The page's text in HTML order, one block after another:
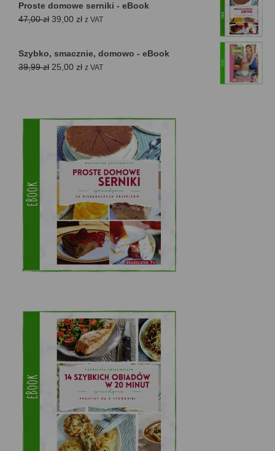
wynosiła:
47,00 zł.
wynosi:
29,00 zł.
Proste domowe serniki - eBook
47,00zł Pierwotna
47,00 zł.
39,00 złAktualna
39,00 zł.
z VAT
Szybko, smacznie, domowo - eBook
39,99zł Pierwotna
25,00 złAktualna
z VAT